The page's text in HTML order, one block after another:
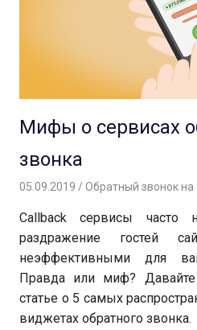
Мифы о сервисах
звонка
05.09.2019 Вероника
Обратный звонок на
Callback сервисы часто
раздражение гостей
неэффективными для
Правда или миф?
статье о 5 самых
виджетах обратного звонка.